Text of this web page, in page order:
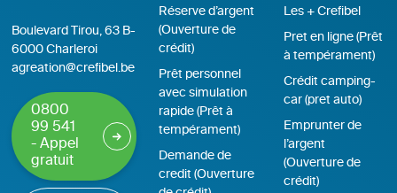
Boulevard Tirou, 63 B-
6000 Charleroi
agreation@crefibel.be
0800
99 541
- Appel
gratuit
Réserve d’argent
(Ouverture de
crédit)
Prêt personnel
avec simulation
rapide (Prêt à
tempérament)
Demande de
credit (Ouverture
Les + Crefibel
Pret en ligne (Prêt
à tempérament)
Crédit camping-
car (pret auto)
Emprunter de
l’argent
(Ouverture de
crédit)